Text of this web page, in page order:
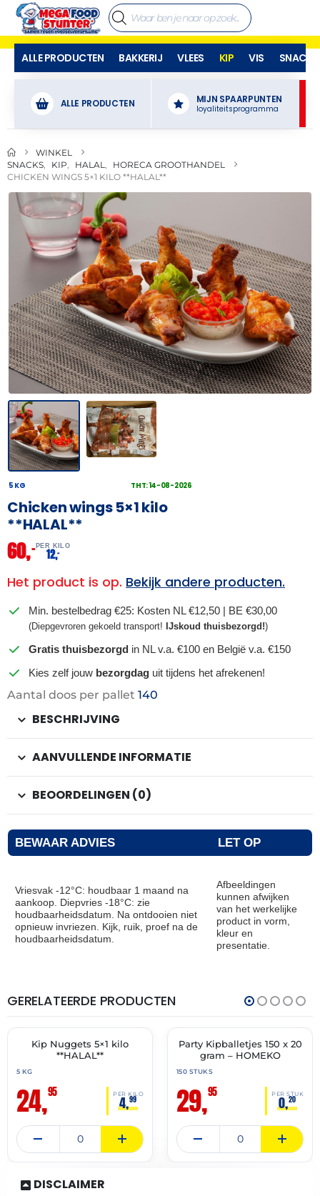
ALLE PRODUCTEN BAKKERIJ VLEES KIP VIS SNACKS
ALLE PRODUCTEN MIJN SPAARPUNTEN
loyaliteitsprogramma
WINKEL
SNACKS
KIP HALAL
HORECA GROOTHANDEL
CHICKEN WINGS 5×1 KILO **HALAL**
5 KG THT: 14-08-2026
Chicken wings 5×1 kilo
**HALAL**
60,– PER KILO
12,–
Het product is op. Bekijk andere producten.
Min. bestelbedrag €25: Kosten NL €12,50 | BE €30,00
(Diepgevroren gekoeld transport! IJskoud thuisbezorgd!)
Gratis thuisbezorgd in NL v.a. €100 en België v.a. €150
Kies zelf jouw bezorgdag uit tijdens het afrekenen!
Aantal doos per pallet 140
BESCHRIJVING
AANVULLENDE INFORMATIE
BEOORDELINGEN (0)
BEWAAR ADVIES LET OP
Vriesvak -12°C: houdbaar 1 maand na
aankoop. Diepvries -18°C: zie
houdbaarheidsdatum. Na ontdooien niet
opnieuw invriezen. Kijk, ruik, proef na de
houdbaarheidsdatum.
Afbeeldingen
kunnen afwijken
van het werkelijke
product in vorm,
kleur en
presentatie.
GERELATEERDE PRODUCTEN
✓ VAST ASSORTIMENT
THT:
16-
Kip Nuggets 5×1 kilo
**HALAL**
5 KG
24,95 PER KILO
4,99
✓ VAST ASSORTIMENT
Party Kipballetjes 150 x 20
gram – HOMEKO
150 STUKS
29,95 PER STUK
0,20
DISCLAIMER